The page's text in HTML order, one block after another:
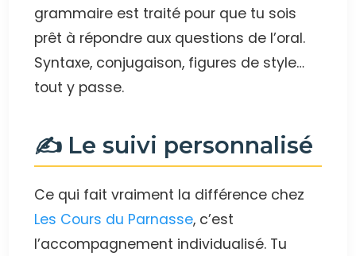
grammaire est traité pour que tu sois
prêt à répondre aux questions de l’oral.
Syntaxe, conjugaison, figures de style…
tout y passe.
✍️ Le suivi personnalisé
Ce qui fait vraiment la différence chez
Les Cours du Parnasse, c’est
l’accompagnement individualisé. Tu